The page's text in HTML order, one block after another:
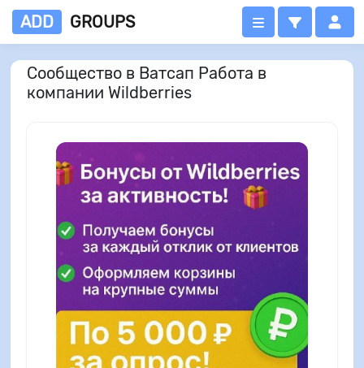
ADD GROUPS
Сообщество в Ватсап Работа в
компании Wildberries